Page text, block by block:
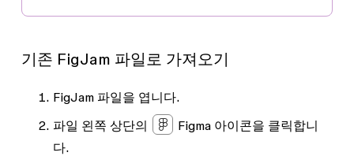
기존 FigJam 파일로 가져오기
FigJam 파일을 엽니다.
파일 왼쪽 상단의
Figma 아이콘을 클릭합니
다.